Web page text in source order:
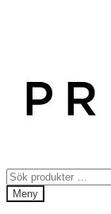
Sök
efter:
Meny